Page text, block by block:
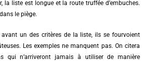
la liste est longue et la route truffée d’embuches.
le piège.
un des critères de la liste, ils se fourvoient
Les exemples ne manquent pas. On citera
qui n’arriveront jamais à utiliser de manière